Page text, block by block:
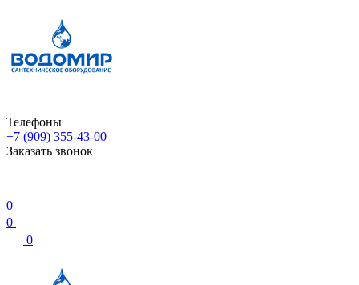
Телефоны
+7 (909) 355-43-00
Заказать звонок
0
0
0